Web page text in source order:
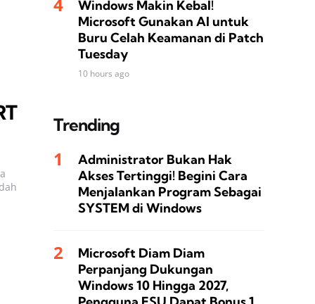
Windows Makin Kebal!
Microsoft Gunakan AI untuk
Buru Celah Keamanan di Patch
Tuesday
10 hours ago
Trending
Administrator Bukan Hak
Akses Tertinggi! Begini Cara
Menjalankan Program Sebagai
SYSTEM di Windows
Microsoft Diam Diam
Perpanjang Dukungan
Windows 10 Hingga 2027,